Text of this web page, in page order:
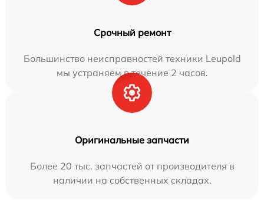
Срочный ремонт
Большинство неисправностей техники Leupold
мы устраняем в течение 2 часов.
Оригинальные запчасти
Более 20 тыс. запчастей от производителя в
наличии на собственных складах.